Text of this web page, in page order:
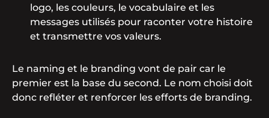
logo, les couleurs, le vocabulaire et les
messages utilisés pour raconter votre histoire
et transmettre vos valeurs.
Le naming et le branding vont de pair car le
premier est la base du second. Le nom choisi doit
donc refléter et renforcer les efforts de branding.